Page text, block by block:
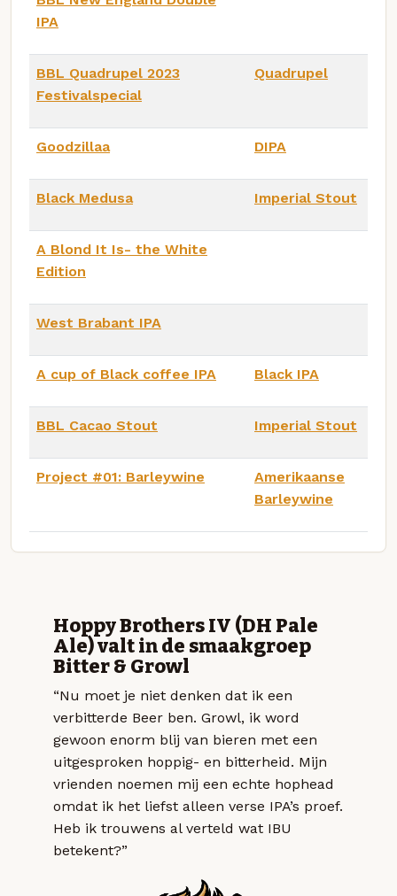
IPA
BBL Quadrupel 2023
Festivalspecial
Quadrupel
Goodzillaa DIPA
Black Medusa Imperial Stout
A Blond It Is- the White
Edition
West Brabant IPA
A cup of Black coffee IPA Black IPA
BBL Cacao Stout Imperial Stout
Project #01: Barleywine
Amerikaanse
Barleywine
Hoppy Brothers IV (DH Pale
Ale) valt in de smaakgroep
Bitter & Growl
“Nu moet je niet denken dat ik een
verbitterde Beer ben. Growl, ik word
gewoon enorm blij van bieren met een
uitgesproken hoppig- en bitterheid. Mijn
vrienden noemen mij een echte hophead
omdat ik het liefst alleen verse IPA’s proef.
Heb ik trouwens al verteld wat IBU
betekent?”